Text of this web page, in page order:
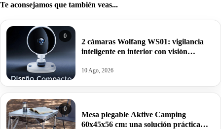
Te aconsejamos que también veas...
0
2 cámaras Wolfang WS01: vigilancia
inteligente en interior con visión
29,99€.
10 Ago, 2026
0
Mesa plegable Aktive Camping
60x45x56 cm: una solución práctica